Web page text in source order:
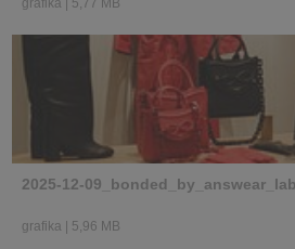
grafika 5,77 MB
2025-12-
grafika 5,96 MB